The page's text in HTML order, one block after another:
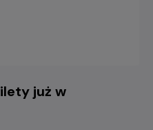
już w